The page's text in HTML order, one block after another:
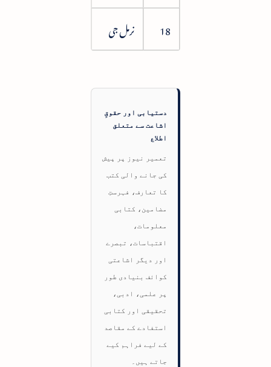
18
نرمل جی
دستیابی اور حقوقِ
اشاعت سے متعلق
اطلاع
تعمیر نیوز پر پیش
کی جانے والی کتب
کا تعارف، فہرستِ
مضامین، کتابی
معلومات،
اقتباسات، تبصرے
اور دیگر اشاعتی
کوائف بنیادی طور
پر علمی، ادبی،
تحقیقی اور کتابی
استفادے کے مقاصد
کے لیے فراہم کیے
جاتے ہیں۔